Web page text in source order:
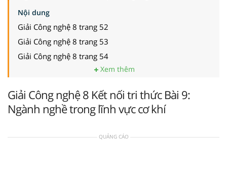
Nội dung
Giải Công nghệ 8 trang 52
Giải Công nghệ 8 trang 53
Giải Công nghệ 8 trang 54
Xem thêm
Giải Công nghệ 8 Kết nối tri thức Bài 9:
Ngành nghề trong lĩnh vực cơ khí
QUẢNG CÁO